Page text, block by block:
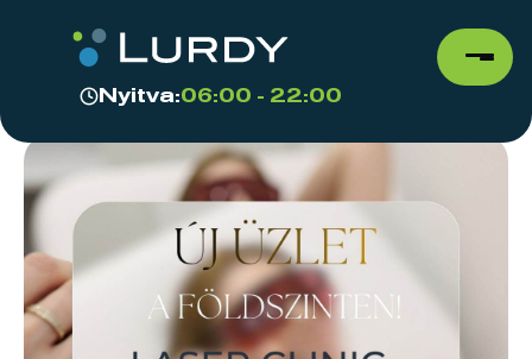
Nyitva:06:00 - 22:00